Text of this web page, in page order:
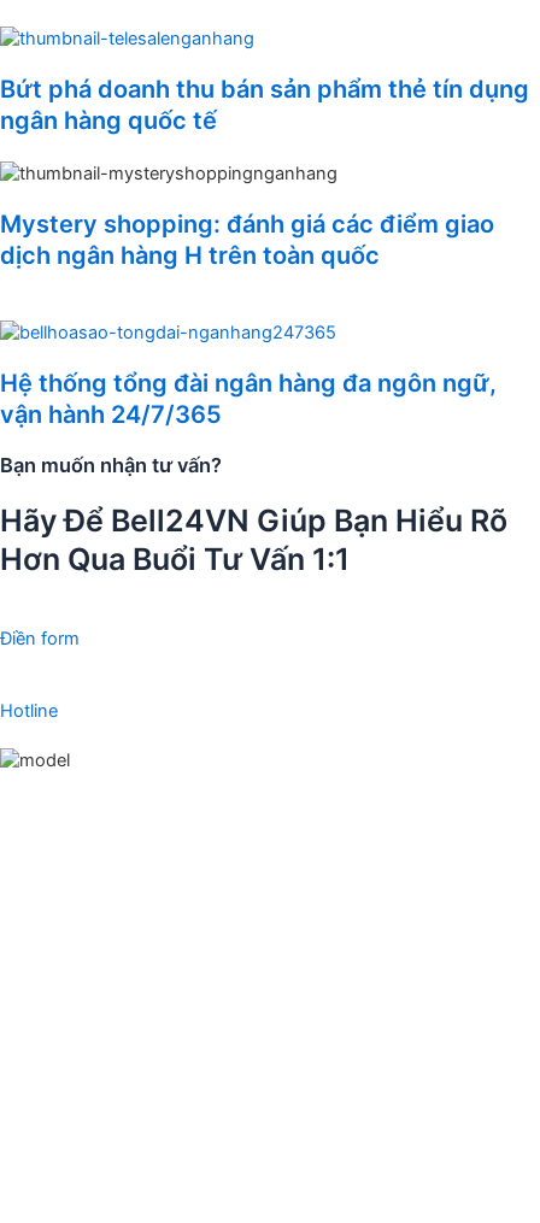
Bứt phá doanh thu bán sản phẩm thẻ tín dụng
ngân hàng quốc tế
Mystery shopping: đánh giá các điểm giao
dịch ngân hàng H trên toàn quốc
Hệ thống tổng đài ngân hàng đa ngôn ngữ,
vận hành 24/7/365
Bạn muốn nhận tư vấn?
Hãy Để Bell24VN Giúp Bạn Hiểu Rõ
Hơn Qua Buổi Tư Vấn 1:1
Điền form
Hotline